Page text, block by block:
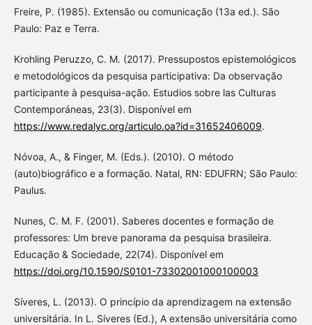
Freire, P. (1985). Extensão ou comunicação (13a ed.). São
Paulo: Paz e Terra.
Krohling Peruzzo, C. M. (2017). Pressupostos epistemológicos
e metodológicos da pesquisa participativa: Da observação
participante à pesquisa-ação. Estudios sobre las Culturas
Contemporáneas, 23(3). Disponível em
https://www.redalyc.org/articulo.oa?id=31652406009.
Nóvoa, A., & Finger, M. (Eds.). (2010). O método
(auto)biográfico e a formação. Natal, RN: EDUFRN; São Paulo:
Paulus.
Nunes, C. M. F. (2001). Saberes docentes e formação de
professores: Um breve panorama da pesquisa brasileira.
Educação & Sociedade, 22(74). Disponível em
https://doi.org/10.1590/S0101-73302001000100003
Síveres, L. (2013). O princípio da aprendizagem na extensão
universitária. In L. Síveres (Ed.), A extensão universitária como